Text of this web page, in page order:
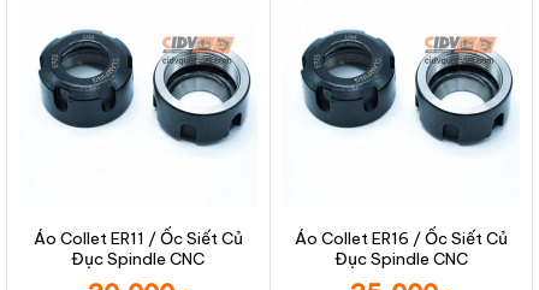
Áo Collet ER11 / Ốc Siết Củ
Đục Spindle CNC
Áo Collet ER16 / Ốc Siết Củ
Đục Spindle CNC